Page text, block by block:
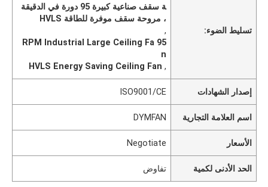
تسليط الضوء:
ة سقف صناعية كبيرة 95 دورة في الدقيقة
، مروحة سقف موفرة للطاقة HVLS
,
95 RPM Industrial Large Ceiling Fa
n
,
HVLS Energy Saving Ceiling Fan
إصدار الشهادات ISO9001/CE
اسم العلامة التجارية DYMFAN
الأسعار Negotiate
الحد الأدنى لكمية تفاوض